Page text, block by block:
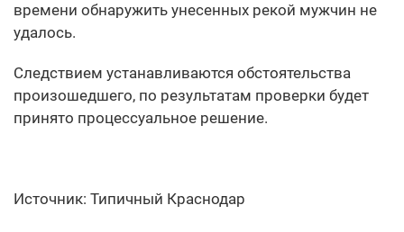
времени обнаружить унесенных рекой мужчин не
удалось.
Следствием устанавливаются обстоятельства
произошедшего, по результатам проверки будет
принято процессуальное решение.
Источник: Типичный Краснодар